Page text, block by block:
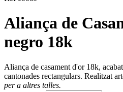
Aliança de
negro 18k
Aliança de casament d'or 18k,
cantonades rectangulars. Realitzat
per a altres talles.